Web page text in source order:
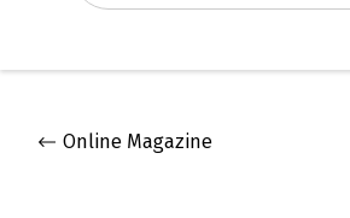
Gevonden artikelen
Online Magazine